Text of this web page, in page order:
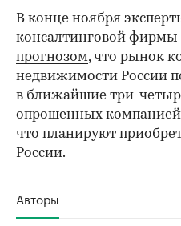
В конце ноября
консалтинговой фирмы
прогнозом, что рынок
недвижимости России
в ближайшие три-
опрошенных компанией
что планируют
России.
Авторы